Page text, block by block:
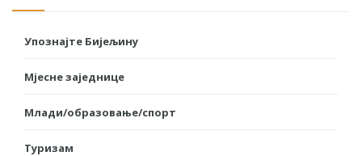
Упознајте Бијељину
Мјесне заједнице
Млади/образовање/спорт
Туризам